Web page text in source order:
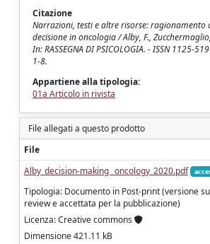
Citazione
Narrazioni, testi e altre risorse: ragionamento
decisione in oncologia / Alby, F.,
In: RASSEGNA DI PSICOLOGIA. - ISSN 1125-
1-8.
Appartiene alla tipologia:
01a Articolo in rivista
File allegati a questo prodotto
File
Alby_decision-making _oncology_2020.pdf
Tipologia: Documento in Post-print (versione
review e accettata per la pubblicazione)
Licenza: Creative commons
Dimensione 421.11 kB